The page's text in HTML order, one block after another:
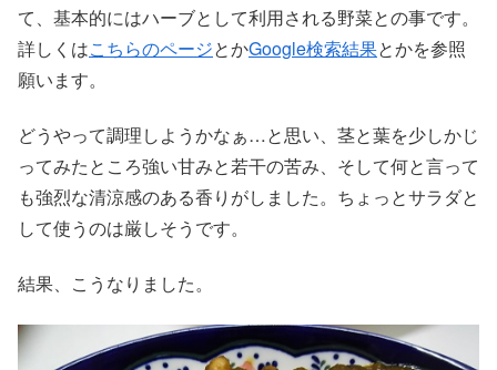
て、基本的にはハーブとして利用される野菜との事です。
詳しくはこちらのページとかGoogle検索結果とかを参照
願います。
どうやって調理しようかなぁ…と思い、茎と葉を少しかじ
ってみたところ強い甘みと若干の苦み、そして何と言って
も強烈な清涼感のある香りがしました。ちょっとサラダと
して使うのは厳しそうです。
結果、こうなりました。